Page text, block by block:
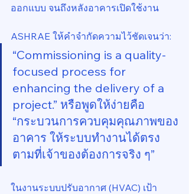
ออกแบบ จนถึงหลังอาคารเปิดใช้งาน
ASHRAE ให้คำจำกัดความไว้ชัดเจนว่า:
“Commissioning is a quality-
focused process for
enhancing the delivery of a
project.” หรือพูดให้ง่ายคือ
“กระบวนการควบคุมคุณภาพของ
อาคาร ให้ระบบทำงานได้ตรง
ตามที่เจ้าของต้องการจริง ๆ”
ในงานระบบปรับอากาศ (HVAC) เป้า